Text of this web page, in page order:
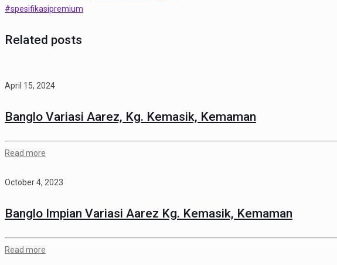
#spesifikasipremium
Related posts
April 15, 2024
Banglo Variasi Aarez, Kg. Kemasik, Kemaman
Read more
October 4, 2023
Banglo Impian Variasi Aarez Kg. Kemasik, Kemaman
Read more